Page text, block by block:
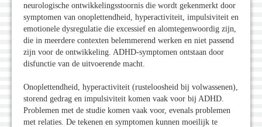
neurologische ontwikkelingsstoornis die wordt gekenmerkt door
symptomen van onoplettendheid, hyperactiviteit, impulsiviteit en
emotionele dysregulatie die excessief en alomtegenwoordig zijn,
die in meerdere contexten belemmerend werken en niet passend
zijn voor de ontwikkeling. ADHD-symptomen ontstaan door
disfunctie van de uitvoerende macht.
Onoplettendheid, hyperactiviteit (rusteloosheid bij volwassenen),
storend gedrag en impulsiviteit komen vaak voor bij ADHD.
Problemen met de studie komen vaak voor, evenals problemen
met relaties. De tekenen en symptomen kunnen moeilijk te